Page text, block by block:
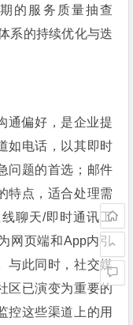
的服务质量抽查
系的持续优化与迭
通偏好，是企业提
如电话，以其即时
问题的首选；邮件
特点，适合处理需
聊天/即时通讯工
网页端和App内引
与此同时，社交媒
区已演变为重要的
控这些渠道上的用